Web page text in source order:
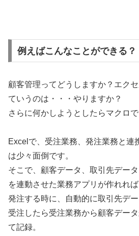
例えばこんなことができる？
顧客管理ってどうしますか？エク
ていうのは・・・やりますか？
さらに何かしようとしたらマクロで
Excelで、受注業務、発注業務と連
は少々面倒です。
そこで、顧客データ、取引先デー
を連動させた業務アプリが作れれば
発注する時に、自動的に取引先デ
受注したら受注業務から顧客デー
て記録。